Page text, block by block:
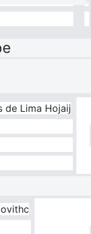
de Lima Hojaij